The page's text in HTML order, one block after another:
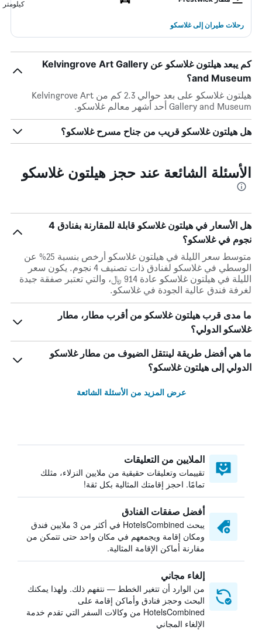
كيلومتر
رحلات طيران إلى غلاسكو
كم يبعد هيلتون غلاسكو عن Kelvingrove Art Gallery
and Museum؟
هيلتون غلاسكو على بعد حوالي 2.3 كم من Kelvingrove Art
Gallery and Museum أحد أشهر معالم غلاسكو.
هل هيلتون غلاسكو قريب من جناح مسرح غلاسكو؟
الأسئلة الشائعة عند حجز هيلتون غلاسكو
هل الأسعار في هيلتون غلاسكو قابلة للمقارنة بفنادق 4
نجوم في غلاسكو؟
متوسط سعر الليلة في هيلتون غلاسكو أرخص بنسبة 25% عن
الوسطي في غلاسكو لفنادق ذات تصنيف 4 نجوم. يكون سعر
الليلة في هيلتون غلاسكو عادة 914 ﷼، والتي تعتبر صفقة جيدة
لغرفة فندق عالية الجودة في غلاسكو.
ما مدى قرب هيلتون غلاسكو من أقرب مطار، مطار
غلاسكو الدولي؟
ما هي أفضل طريقة لينتقل الضيوف من مطار غلاسكو
الدولي إلى هيلتون غلاسكو؟
عرض المزيد من الأسئلة الشائعة
الملايين من التعليقات
تقييمات وتعليقات حقيقية من ملايين النزلاء، مثلك
تمامًا. احجز إقامتك المثالية بكل ثقة!
أفضل صفقات الفنادق
يبحث HotelsCombined في أكثر من 3 ملايين فندق
ومكان إقامة ويجمعهم في مكان واحد حتى تتمكن من
مقارنة أماكن الإقامة المثالية.
إلغاء مجاني
من الوارد أن تتغير الخطط — نتفهم ذلك. ولهذا يمكنك
البحث وحجز فنادق وأماكن إقامة على
HotelsCombined من وكالات السفر التي تقدم خدمة
الإلغاء المجاني